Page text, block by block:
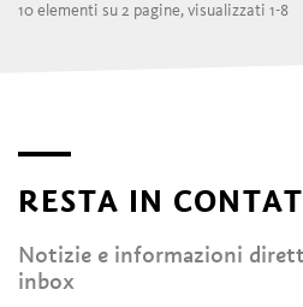
10 elementi su 2 pagine, visualizzati 1-8
RESTA IN
Notizie e informazioni
inbox